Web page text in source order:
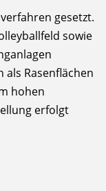
gesetzt.
sowie
Rasenflächen
hohen
erfolgt